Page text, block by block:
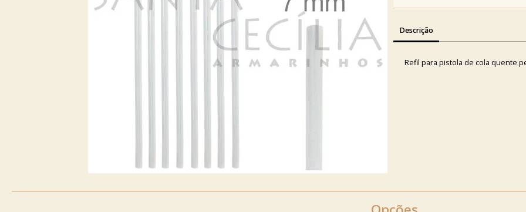
Descrição
Refil para pistola de cola quente